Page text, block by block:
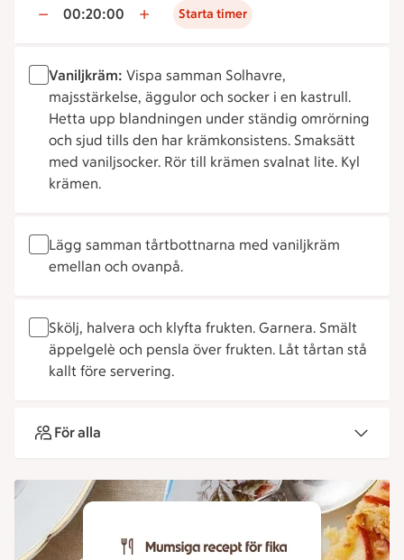
00:20:00 Starta timer
Vaniljkräm: Vispa samman Solhavre,
majsstärkelse, äggulor och socker i en kastrull.
Hetta upp blandningen under ständig omrörning
och sjud tills den har krämkonsistens. Smaksätt
med vaniljsocker. Rör till krämen svalnat lite. Kyl
krämen.
Lägg samman tårtbottnarna med vaniljkräm
emellan och ovanpå.
Skölj, halvera och klyfta frukten. Garnera. Smält
äppelgelè och pensla över frukten. Låt tårtan stå
kallt före servering.
För alla